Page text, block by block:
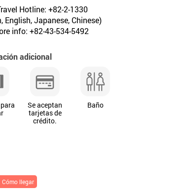
Hotline: +82-2-1330
English, Japanese, Chinese)
info: +82-43-534-5492
adicional
Se aceptan
tarjetas de
crédito.
Baño
Cómo llegar